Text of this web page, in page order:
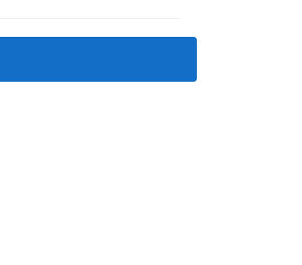
Sucesiones, su región
gastos notariales y
una serie de gastos